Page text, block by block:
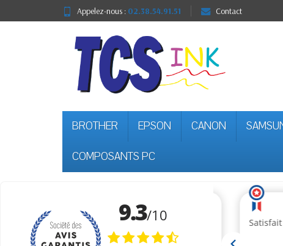
Appelez-nous : 02.38.54.91.51 Contact
BROTHER EPSON CANON
COMPOSANTS PC